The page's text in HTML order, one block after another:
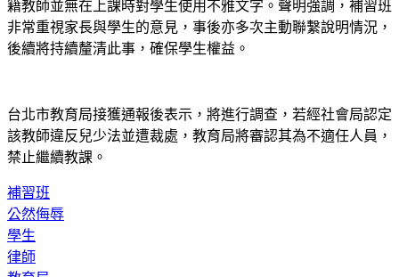
籍教師並無在上課時對學生使用不雅文字。聲明強調，補習班
非常重視家長與學生的意見，事後亦多次主動聯繫說明情況，
後續將持續釐清此事，確保學生權益。
台北市教育局接獲通報後表示，將進行調查，若經社會局認定
該教師違反兒少法並遭裁處，教育局將審認其為不適任人員，
禁止繼續教課。
補習班
公然侮辱
學生
律師